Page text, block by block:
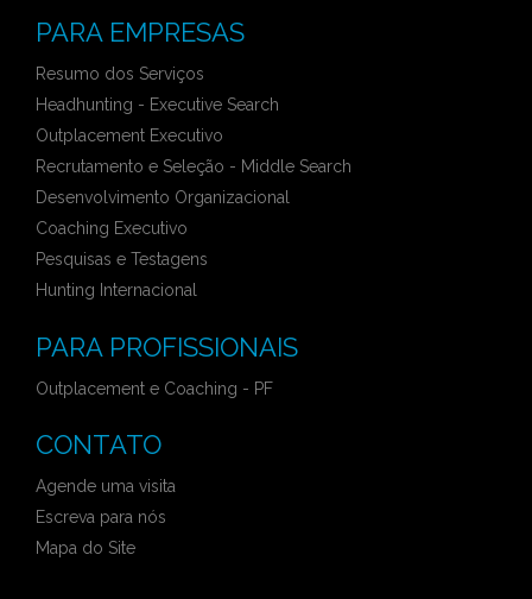
PARA EMPRESAS
Resumo dos Serviços
Headhunting - Executive Search
Outplacement Executivo
Recrutamento e Seleção - Middle Search
Desenvolvimento Organizacional
Coaching Executivo
Pesquisas e Testagens
Hunting Internacional
PARA PROFISSIONAIS
Outplacement e Coaching - PF
CONTATO
Agende uma visita
Escreva para nós
Mapa do Site